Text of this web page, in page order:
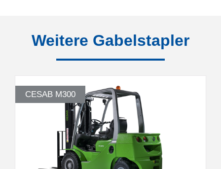
Weitere Gabelstapler
CESAB M300